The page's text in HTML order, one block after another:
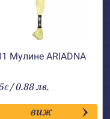
Мулине АRIADNA
€ / 0.88 лв.
виж